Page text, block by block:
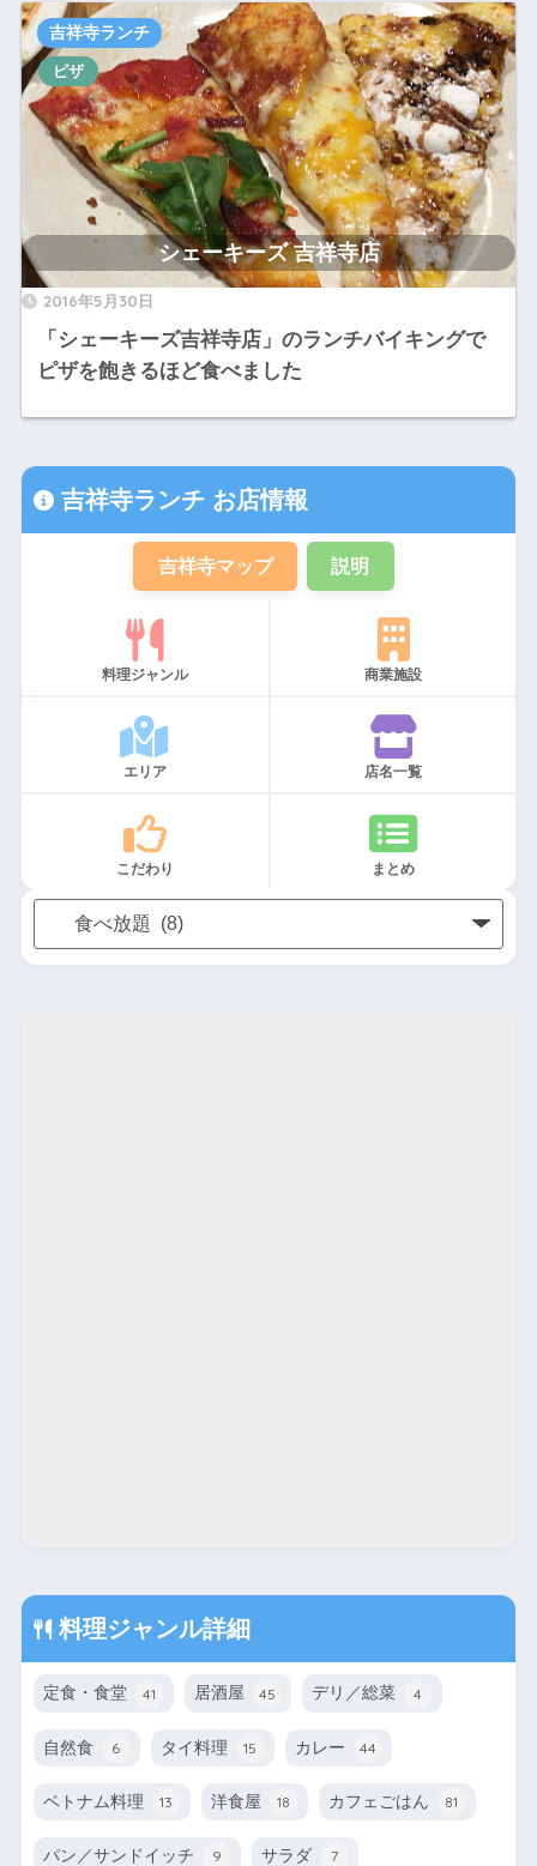
2016年5月30日
「シェーキーズ吉祥寺店」のランチバイキングで
ピザを飽きるほど食べました
シェーキーズ 吉祥寺店
吉祥寺ランチ
ピザ
吉祥寺ランチ お店情報
吉祥寺マップ 説明
料理ジャンル 商業施設
エリア 店名一覧
こだわり まとめ
料理ジャンル詳細
定食・食堂 41 居酒屋 45 デリ／総菜 4
自然食 6 タイ料理 15 カレー 44
ベトナム料理 13 洋食屋 18 カフェごはん 81
パン／サンドイッチ 9 サラダ 7